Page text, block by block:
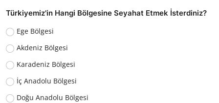
Türkiyemiz'in Hangi Bölgesine Seyahat Etmek İsterdiniz?
Ege Bölgesi
Akdeniz Bölgesi
Karadeniz Bölgesi
İç Anadolu Bölgesi
Doğu Anadolu Bölgesi